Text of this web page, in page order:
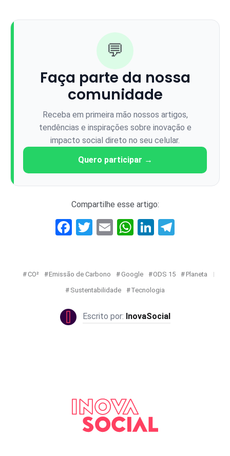
💬
Faça parte da nossa
comunidade
Receba em primeira mão nossos artigos,
tendências e inspirações sobre inovação e
impacto social direto no seu celular.
Quero participar →
Compartilhe esse artigo:
Facebook
Twitter
EmailWhatsApp
LinkedIn
CO² Emissão de Carbono Google ODS 15 Planeta
Sustentabilidade Tecnologia
InovaSocial